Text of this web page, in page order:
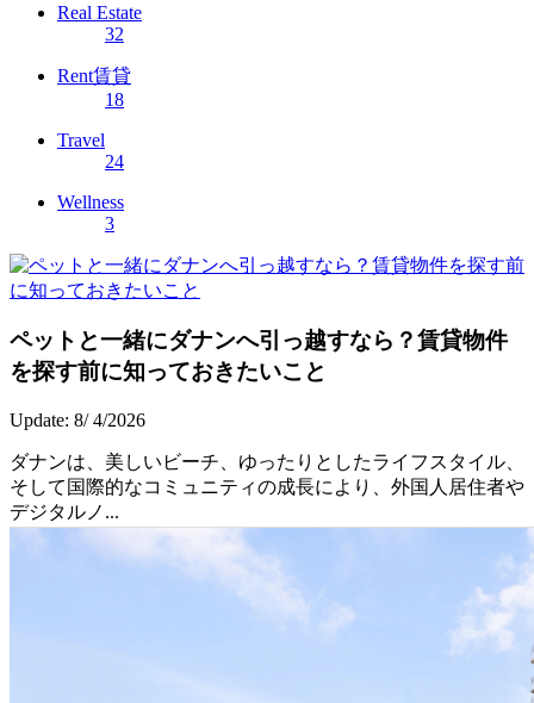
Real Estate
32
Rent賃貸
18
Travel
24
Wellness
3
ペットと一緒にダナンへ引っ越すなら？賃貸物件
を探す前に知っておきたいこと
Update: 8/ 4/2026
ダナンは、美しいビーチ、ゆったりとしたライフスタイル、
そして国際的なコミュニティの成長により、外国人居住者や
デジタルノ...